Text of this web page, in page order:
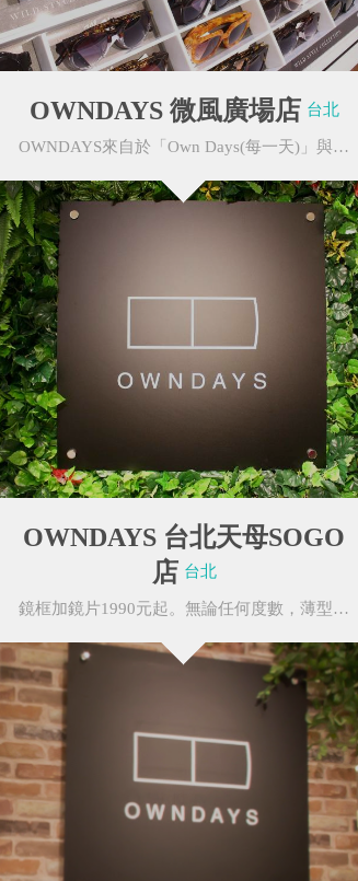
金門民宿旅遊發展
協會
OWNDAYS 微風廣場店 台北
OWNDAYS來自於「Own Days(每一天)」與有著轉變意思的「OnOff」的「On」的發音做為組合、希望...
OWNDAYS 台北天母SOGO
店 台北
鏡框加鏡片1990元起。無論任何度數，薄型非球面鏡片無需任何追加費用。OWNDAYS的眼鏡皆由本...